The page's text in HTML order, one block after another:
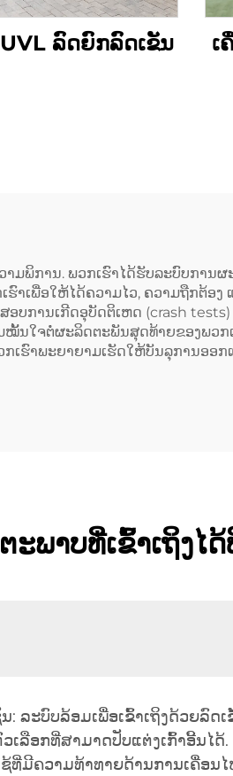
ລົດຍົກລົດເຂັນ
ເ
ມພິການ. ພວກເຮົາໄດ້ຮັບລະບົບການ
ເພື່ອໃຫ້ໄດ້ຄວາມໄວ, ຄວາມຖືກຕ້ອງ
ບການເກີດອຸບັດຕິເຫດ (crash
ນໃຈຕໍ່ຜະລິດຕະພັນສຸດທ້າຍຂອງພວກ
ເຮົາພະຍາຍາມເຮັດໃຫ້ບັນລຸການອອ
ພາບທີ່ເຂົ້າເຖິງໄ
ລະບົບລ້ອມເພື່ອເຂົ້າເຖິງດ້ວຍລົດ
ເລືອກທີ່ສາມາດປັບແຕ່ງເກົ້າອີ້ນໄ
ທີ່ມີຄວາມທ້າທາຍດ້ານການເຄື່ອນໄ